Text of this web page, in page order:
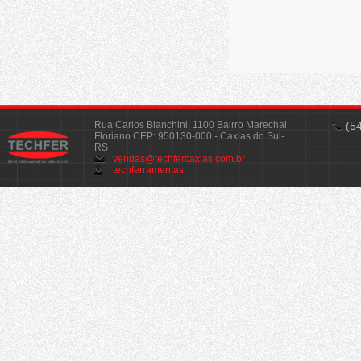
Rua Carlos Bianchini, 1100 Bairro Marechal
Floriano CEP: 950130-000 - Caxias do Sul-
RS
vendas@techfercaxias.com.br
techferramentas